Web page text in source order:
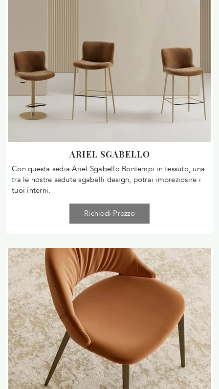
ARIEL SGABELLO
Con questa sedia Ariel Sgabello Bontempi in tessuto, una
tra le nostre sedute sgabelli design, potrai impreziosire i
tuoi interni.
Richiedi Prezzo